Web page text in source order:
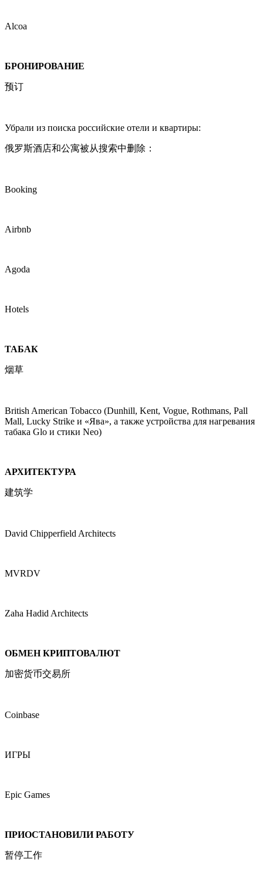
Alcoa
БРОНИРОВАНИЕ
预订
Убрали из поиска российские отели и квартиры:
俄罗斯酒店和公寓被从搜索中删除：
Booking
Airbnb
Agoda
Hotels
ТАБАК
烟草
British American Tobacco (Dunhill, Kent, Vogue, Rothmans, Pall
Mall, Lucky Strike и «Ява», а также устройства для нагревания
табака Glo и стики Neo)
АРХИТЕКТУРА
建筑学
David Chipperfield Architects
MVRDV
Zaha Hadid Architects
ОБМЕН КРИПТОВАЛЮТ
加密货币交易所
Coinbase
ИГРЫ
Epic Games
ПРИОСТАНОВИЛИ РАБОТУ
暂停工作